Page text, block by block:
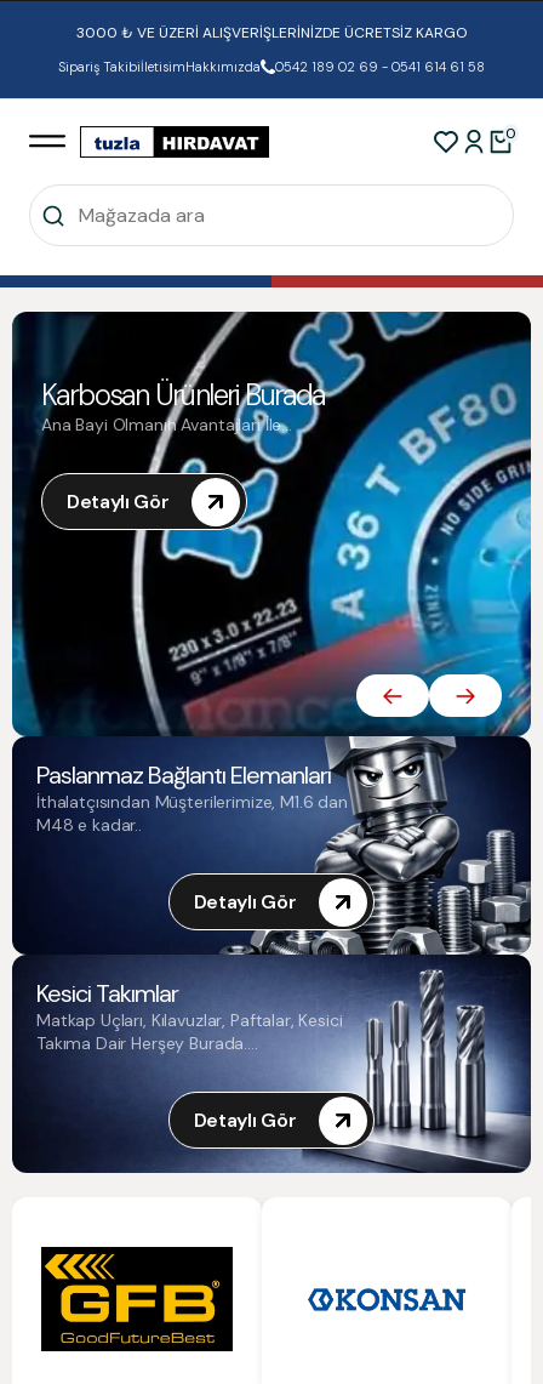
3000 ₺ VE ÜZERİ ALIŞVERİŞLERİNİZDE ÜCRETSİZ KARGO
Sipariş TakibiİletisimHakkımızda 0542 189 02 69 - 0541 614 61 58
0
Karbosan Ürünleri Burada
Ana Bayi Olmanın Avantajları İle...
Detaylı Gör
Paslanmaz Bağlantı Elemanları
İthalatçısından Müşterilerimize, M1.6 dan
M48 e kadar..
Detaylı Gör
Kesici Takımlar
Matkap Uçları, Kılavuzlar, Paftalar, Kesici
Takıma Dair Herşey Burada....
Detaylı Gör